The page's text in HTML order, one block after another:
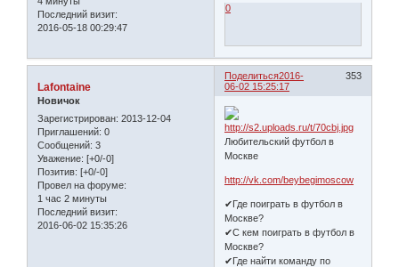
Последний визит:
2016-05-18 00:29:47
0
Поделиться 353
2016-
06-02 15:25:17
Lafontaine
Новичок
Зарегистрирован: 2013-12-04
Приглашений: 0
Сообщений: 3
Уважение: [+0/-0]
Позитив: [+0/-0]
Провел на форуме:
1 час 2 минуты
Последний визит:
2016-06-02 15:35:26
Любительский футбол в
Москве
http://vk.com/beybegimoscow
✔Где поиграть в футбол в
Москве?
✔С кем поиграть в футбол в
Москве?
✔Где найти команду по